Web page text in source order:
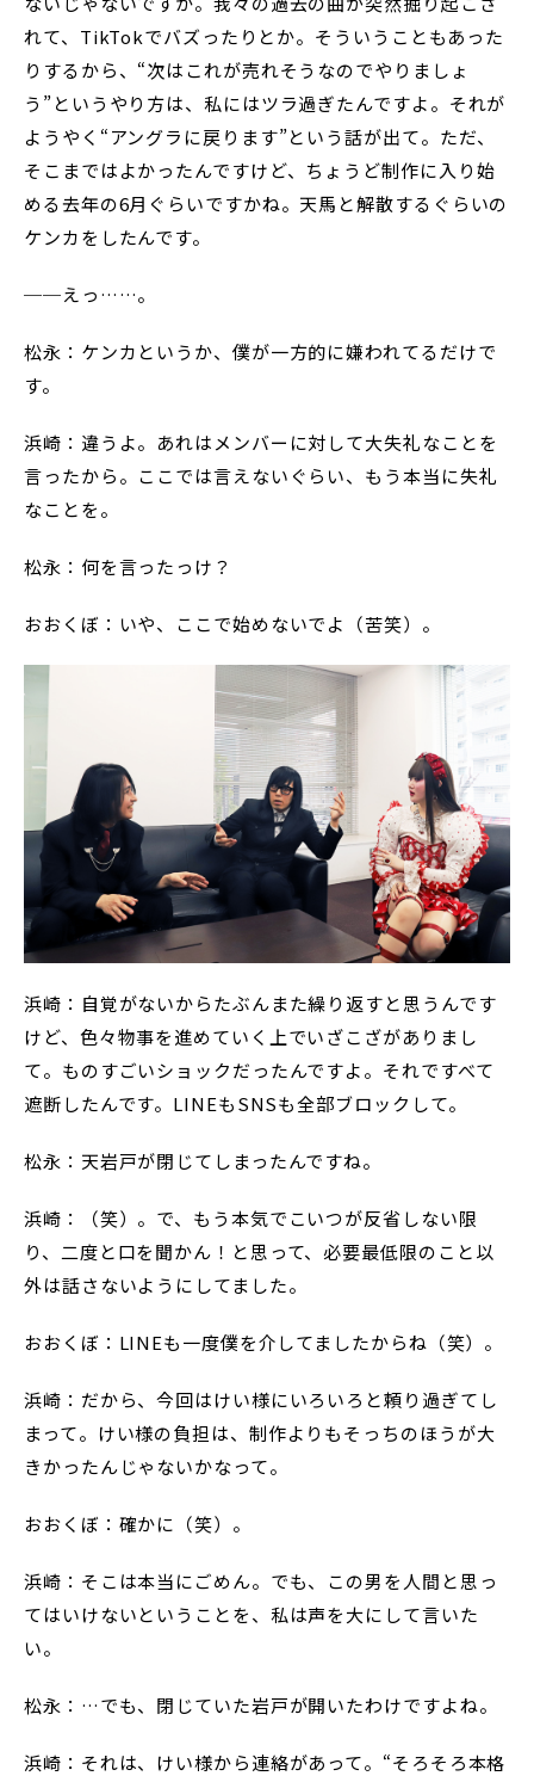
れて、TikTokでバズったりとか。そういうこともあった
りするから、“次はこれが売れそうなのでやりましょ
う”というやり方は、私にはツラ過ぎたんですよ。それが
ようやく“アングラに戻ります”という話が出て。ただ、
そこまではよかったんですけど、ちょうど制作に入り始
める去年の6月ぐらいですかね。天馬と解散するぐらいの
ケンカをしたんです。
──えっ……。
松永：ケンカというか、僕が一方的に嫌われてるだけで
す。
浜崎：違うよ。あれはメンバーに対して大失礼なことを
言ったから。ここでは言えないぐらい、もう本当に失礼
なことを。
松永：何を言ったっけ？
おおくぼ：いや、ここで始めないでよ（苦笑）。
浜崎：自覚がないからたぶんまた繰り返すと思うんです
けど、色々物事を進めていく上でいざこざがありまし
て。ものすごいショックだったんですよ。それですべて
遮断したんです。LINEもSNSも全部ブロックして。
松永：天岩戸が閉じてしまったんですね。
浜崎：（笑）。で、もう本気でこいつが反省しない限
り、二度と口を聞かん！と思って、必要最低限のこと以
外は話さないようにしてました。
おおくぼ：LINEも一度僕を介してましたからね（笑）。
浜崎：だから、今回はけい様にいろいろと頼り過ぎてし
まって。けい様の負担は、制作よりもそっちのほうが大
きかったんじゃないかなって。
おおくぼ：確かに（笑）。
浜崎：そこは本当にごめん。でも、この男を人間と思っ
てはいけないということを、私は声を大にして言いた
い。
松永：…でも、閉じていた岩戸が開いたわけですよね。
浜崎：それは、けい様から連絡があって。“そろそろ本格